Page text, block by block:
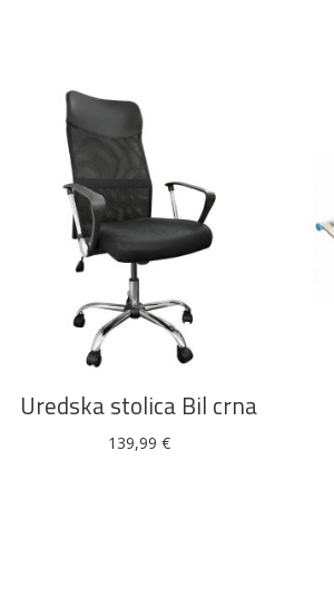
DODAJ U KOŠARICU
Uredska stolica Bil crna
139,99 €